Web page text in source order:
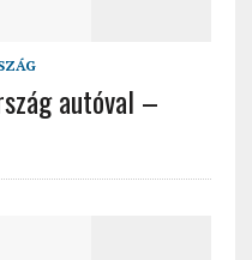
autóval –